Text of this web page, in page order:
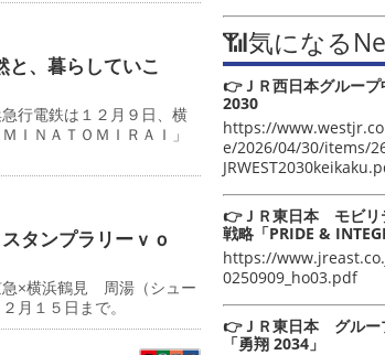
、暮らしていこ
行電鉄は１２月９日、横
ＮＡＴＯＭＩＲＡＩ」
タンプラリーｖｏ
×横浜鶴見 周湯（シュー
月１５日まで。
📶気になる
👉ＪＲ西日本グループ
2030
https://
e/2026/04/30/items/
👉ＪＲ東日本 モビリ
戦略「PRIDE &
https://
0250909_ho03.pdf
👉ＪＲ東日本 グルー
「勇翔 2034」